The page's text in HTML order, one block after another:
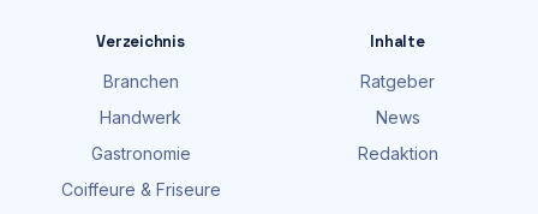
Verzeichnis
Branchen
Handwerk
Gastronomie
Coiffeure & Friseure
Inhalte
Ratgeber
News
Redaktion